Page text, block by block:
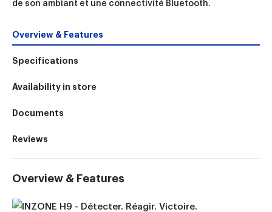
de son ambiant et une connectivité Bluetooth.
Overview & Features
Specifications
Availability in store
Documents
Reviews
Overview & Features